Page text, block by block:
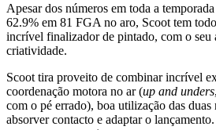
Apesar dos números em toda a
62.9% em 81 FGA no aro, Scoot tem
incrível finalizador de pintado, com o seu
criatividade.
Scoot tira proveito de combinar incrível
coordenação motora no ar (up and unders,
com o pé errado), boa utilização das duas
absorver contacto e adaptar o